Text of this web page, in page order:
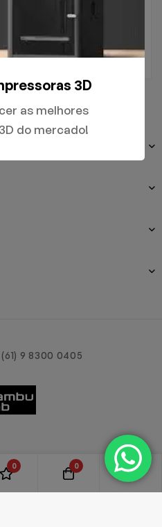
9 8300 0405
3D
as melhores
do mercado!
0 0